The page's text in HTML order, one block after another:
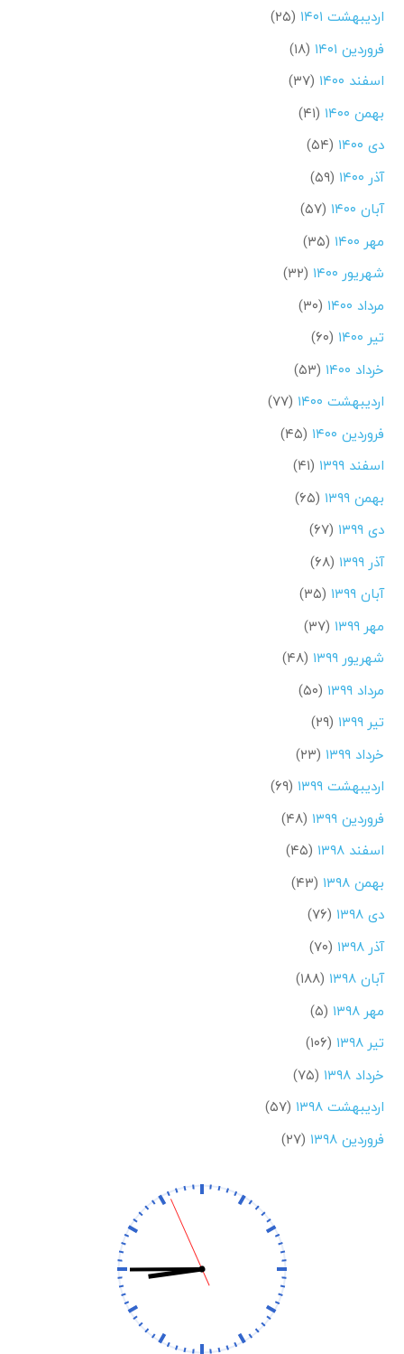
اردیبهشت ۱۴۰۱
(۲۵)
فروردین ۱۴۰۱
(۱۸)
اسفند ۱۴۰۰
(۳۷)
بهمن ۱۴۰۰
(۴۱)
دی ۱۴۰۰
(۵۴)
آذر ۱۴۰۰
(۵۹)
آبان ۱۴۰۰
(۵۷)
مهر ۱۴۰۰
(۳۵)
شهریور ۱۴۰۰
(۳۲)
مرداد ۱۴۰۰
(۳۰)
تیر ۱۴۰۰
(۶۰)
خرداد ۱۴۰۰
(۵۳)
اردیبهشت ۱۴۰۰
(۷۷)
فروردین ۱۴۰۰
(۴۵)
اسفند ۱۳۹۹
(۴۱)
بهمن ۱۳۹۹
(۶۵)
دی ۱۳۹۹
(۶۷)
آذر ۱۳۹۹
(۶۸)
آبان ۱۳۹۹
(۳۵)
مهر ۱۳۹۹
(۳۷)
شهریور ۱۳۹۹
(۴۸)
مرداد ۱۳۹۹
(۵۰)
تیر ۱۳۹۹
(۲۹)
خرداد ۱۳۹۹
(۲۳)
اردیبهشت ۱۳۹۹
(۶۹)
فروردین ۱۳۹۹
(۴۸)
اسفند ۱۳۹۸
(۴۵)
بهمن ۱۳۹۸
(۴۳)
دی ۱۳۹۸
(۷۶)
آذر ۱۳۹۸
(۷۰)
آبان ۱۳۹۸
(۱۸۸)
مهر ۱۳۹۸
(۵)
تیر ۱۳۹۸
(۱۰۶)
خرداد ۱۳۹۸
(۷۵)
اردیبهشت ۱۳۹۸
(۵۷)
فروردین ۱۳۹۸
(۲۷)